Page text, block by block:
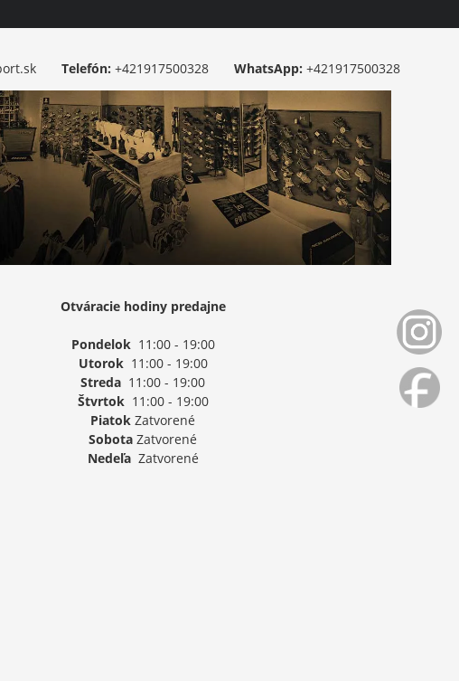
Telefón: +421917500328 WhatsApp: +421917500328
Otváracie hodiny predajne
Pondelok11:00 - 19:00
Utorok11:00 - 19:00
Streda 11:00 - 19:00
Štvrtok11:00 - 19:00
Piatok Zatvorené
Sobota Zatvorené
NedeľaZatvorené